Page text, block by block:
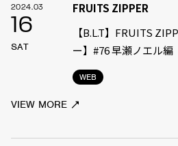
2024.03
16
SAT
WEB
FRUITS ZIPPER
【B.L.T】FRUITS
ー】#76 早瀬ノエル編
VIEW MORE